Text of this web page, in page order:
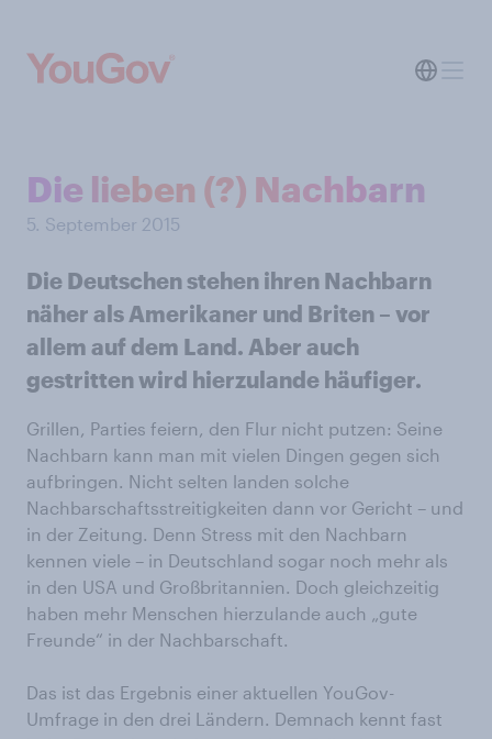
Die lieben (?) Nachbarn
5. September 2015
Die Deutschen stehen ihren Nachbarn
näher als Amerikaner und Briten – vor
allem auf dem Land. Aber auch
gestritten wird hierzulande häufiger.
Grillen, Parties feiern, den Flur nicht putzen: Seine
Nachbarn kann man mit vielen Dingen gegen sich
aufbringen. Nicht selten landen solche
Nachbarschaftsstreitigkeiten dann vor Gericht – und
in der Zeitung. Denn Stress mit den Nachbarn
kennen viele – in Deutschland sogar noch mehr als
in den USA und Großbritannien. Doch gleichzeitig
haben mehr Menschen hierzulande auch „gute
Freunde“ in der Nachbarschaft.
Das ist das Ergebnis einer aktuellen YouGov-
Umfrage in den drei Ländern. Demnach kennt fast